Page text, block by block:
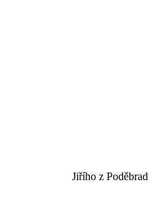
Jiřího z Poděbrad